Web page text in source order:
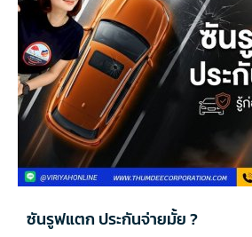
ซันรูฟแตก ประกันจ่ายมั้ย ?